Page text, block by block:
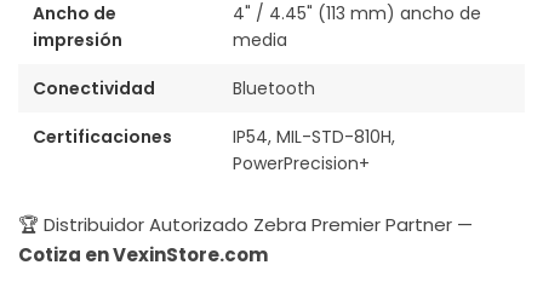
Ancho de
impresión
4" / 4.45" (113 mm) ancho de
media
Conectividad
Bluetooth
Certificaciones
IP54, MIL-STD-810H,
PowerPrecision+
🏆 Distribuidor Autorizado Zebra Premier Partner —
Cotiza en VexinStore.com